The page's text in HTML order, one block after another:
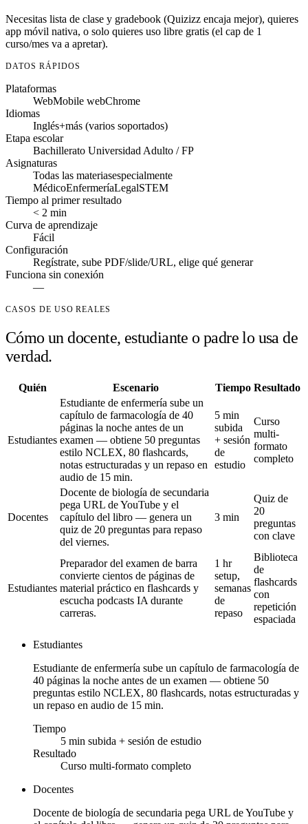
Necesitas lista de clase y gradebook (Quizizz encaja mejor), quieres
app móvil nativa, o solo quieres uso libre gratis (el cap de 1
curso/mes va a apretar).
DATOS RÁPIDOS
Plataformas
WebMobile webChrome
Idiomas
Inglés+más (varios soportados)
Etapa escolar
Bachillerato Universidad Adulto / FP
Asignaturas
Todas las materiasespecialmente
MédicoEnfermeríaLegalSTEM
Tiempo al primer resultado
< 2 min
Curva de aprendizaje
Fácil
Configuración
Regístrate, sube PDF/slide/URL, elige qué generar
Funciona sin conexión
—
CASOS DE USO REALES
Cómo un docente, estudiante o padre lo usa de
verdad.
Quién Escenario Tiempo Resultado
Estudiantes
Estudiante de enfermería sube un
capítulo de farmacología de 40
páginas la noche antes de un
examen — obtiene 50 preguntas
estilo NCLEX, 80 flashcards,
notas estructuradas y un repaso en
audio de 15 min.
5 min
subida
+ sesión
de
estudio
Curso
multi-
formato
completo
Docentes
Docente de biología de secundaria
pega URL de YouTube y el
capítulo del libro — genera un
quiz de 20 preguntas para repaso
del viernes.
3 min
Quiz de
20
preguntas
con clave
Estudiantes
Preparador del examen de barra
convierte cientos de páginas de
material práctico en flashcards y
escucha podcasts IA durante
carreras.
1 hr
setup,
semanas
de
repaso
Biblioteca
de
flashcards
con
repetición
espaciada
Estudiantes
Estudiante de enfermería sube un capítulo de farmacología de
40 páginas la noche antes de un examen — obtiene 50
preguntas estilo NCLEX, 80 flashcards, notas estructuradas y
un repaso en audio de 15 min.
Tiempo
5 min subida + sesión de estudio
Resultado
Curso multi-formato completo
Docentes
Docente de biología de secundaria pega URL de YouTube y